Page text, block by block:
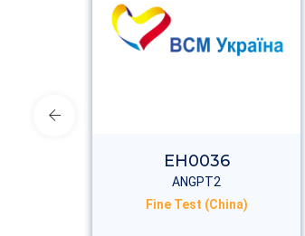
EH0036
ANGPT2
Fine Test (China)